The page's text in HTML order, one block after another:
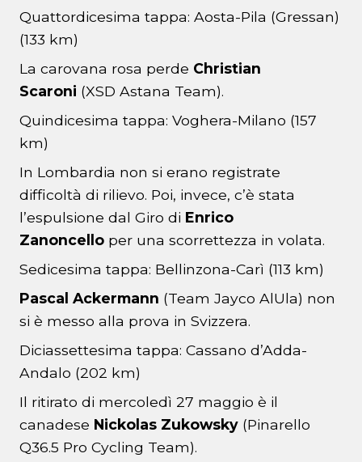
Quattordicesima tappa: Aosta-Pila (Gressan)
(133 km)
La carovana rosa perde Christian
Scaroni (XSD Astana Team).
Quindicesima tappa: Voghera-Milano (157
km)
In Lombardia non si erano registrate
difficoltà di rilievo. Poi, invece, c’è stata
l’espulsione dal Giro di Enrico
Zanoncello per una scorrettezza in volata.
Sedicesima tappa: Bellinzona-Carì (113 km)
Pascal Ackermann (Team Jayco AlUla) non
si è messo alla prova in Svizzera.
Diciassettesima tappa: Cassano d’Adda-
Andalo (202 km)
Il ritirato di mercoledì 27 maggio è il
canadese Nickolas Zukowsky (Pinarello
Q36.5 Pro Cycling Team).